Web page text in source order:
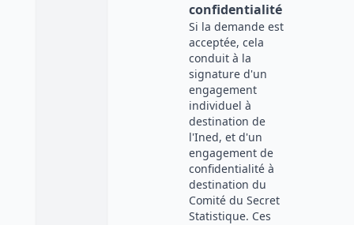
confidentialité
Si la demande est
acceptée, cela
conduit à la
signature d'un
engagement
individuel à
destination de
l'Ined, et d'un
engagement de
confidentialité à
destination du
Comité du Secret
Statistique. Ces